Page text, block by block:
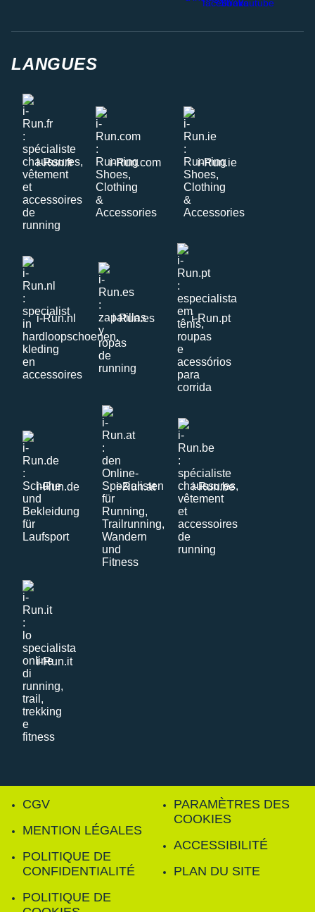
LANGUES
i-Run.fr i-Run.com i-Run.ie
i-Run.nl i-Run.es i-Run.pt
i-Run.de i-Run.at i-Run.be
i-Run.it
CGV
MENTION LÉGALES
POLITIQUE DE
CONFIDENTIALITÉ
POLITIQUE DE
PARAMÈTRES DES
COOKIES
ACCESSIBILITÉ
PLAN DU SITE